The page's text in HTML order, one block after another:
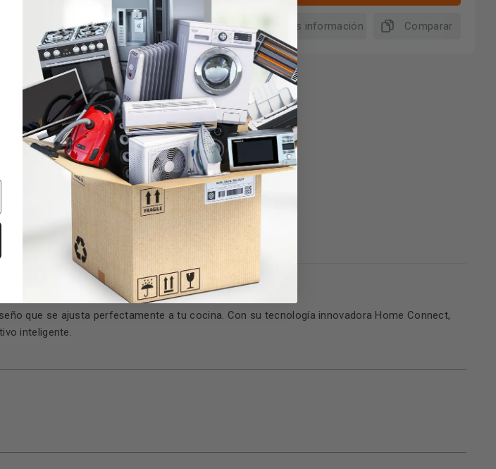
Más información Comparar Más información Comparar
(2) Valoraciones (26)
que se ajusta perfectamente a tu cocina. Con su tecnología innovadora Home Connect,
inteligente.